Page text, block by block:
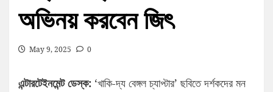
অভিনয় করবেন জিৎ
May 9, 2025 0
এন্টারটেইনমেন্ট ডেস্ক: ‘খাকি-দ্য বেঙ্গল চ্যাপ্টার’ ছবিতে দর্শকদের মন